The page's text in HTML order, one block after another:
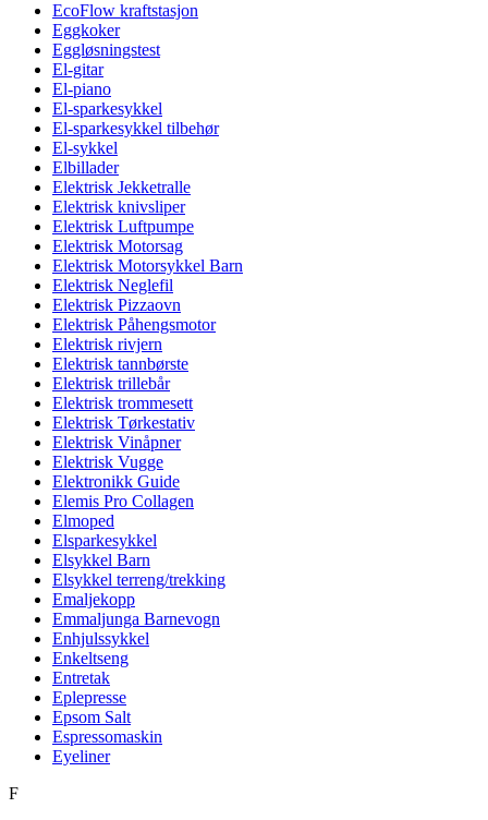
EcoFlow kraftstasjon
Eggkoker
Eggløsningstest
El-gitar
El-piano
El-sparkesykkel
El-sparkesykkel tilbehør
El-sykkel
Elbillader
Elektrisk Jekketralle
Elektrisk knivsliper
Elektrisk Luftpumpe
Elektrisk Motorsag
Elektrisk Motorsykkel Barn
Elektrisk Neglefil
Elektrisk Pizzaovn
Elektrisk Påhengsmotor
Elektrisk rivjern
Elektrisk tannbørste
Elektrisk trillebår
Elektrisk trommesett
Elektrisk Tørkestativ
Elektrisk Vinåpner
Elektrisk Vugge
Elektronikk Guide
Elemis Pro Collagen
Elmoped
Elsparkesykkel
Elsykkel Barn
Elsykkel terreng/trekking
Emaljekopp
Emmaljunga Barnevogn
Enhjulssykkel
Enkeltseng
Entretak
Eplepresse
Epsom Salt
Espressomaskin
Eyeliner
F